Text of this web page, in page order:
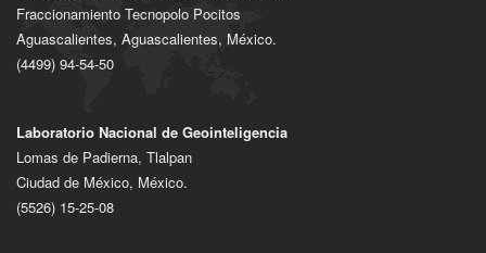
Fraccionamiento Tecnopolo Pocitos
Aguascalientes, Aguascalientes, México.
(4499) 94-54-50
Laboratorio Nacional de Geointeligencia
Lomas de Padierna, Tlalpan
Ciudad de México, México.
(5526) 15-25-08